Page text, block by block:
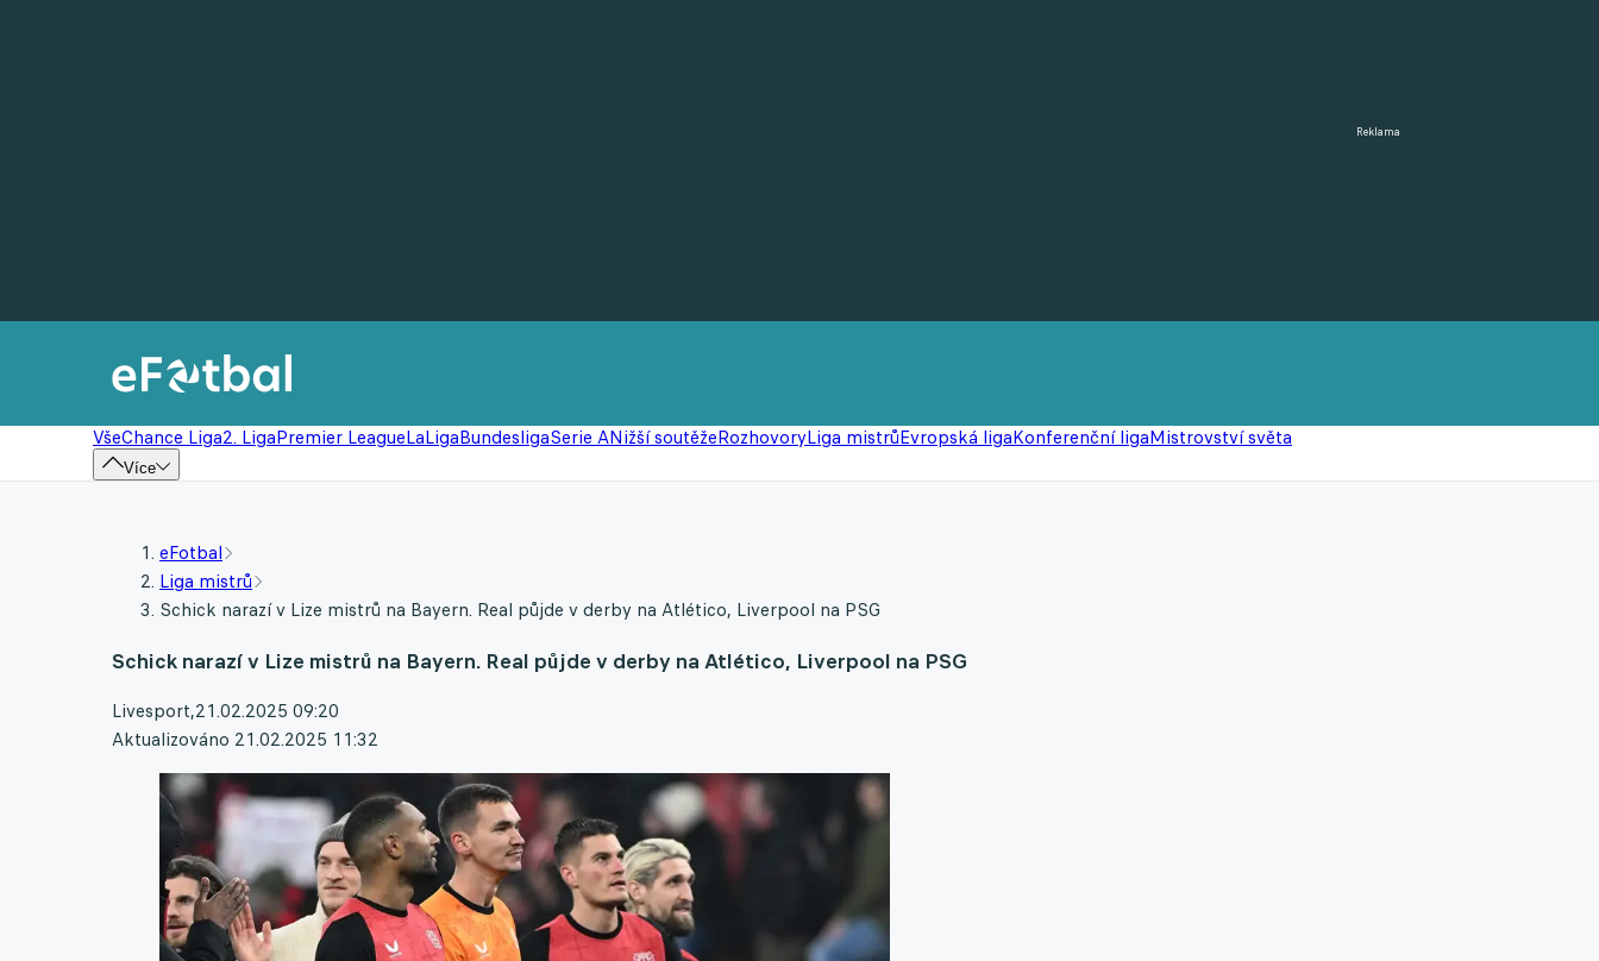
Reklama
VšeChance Liga2. LigaPremier LeagueLaLigaBundesligaSerie ANižší soutěžeRozhovoryLiga mistrůEvropská ligaKonferenční ligaMistrovství světa
Více
eFotbal
Liga mistrů
Schick narazí v Lize mistrů na Bayern. Real půjde v derby na Atlético, Liverpool na PSG
Schick narazí v Lize mistrů na Bayern. Real půjde v derby na Atlético, Liverpool na PSG
Livesport,21.02.2025 09:20
Aktualizováno 21.02.2025 11:32